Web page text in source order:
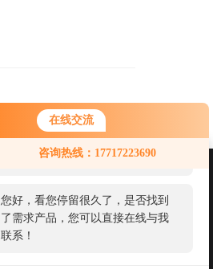
在线交流
咨询热线：17717223690
您好！欢迎前来咨询，很高兴为您
服务，请问您要咨询什么问题呢？
您好，看您停留很久了，是否找到
了需求产品，您可以直接在线与我
联系！